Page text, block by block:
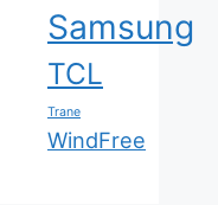
Samsung
TCL
Trane
WindFree